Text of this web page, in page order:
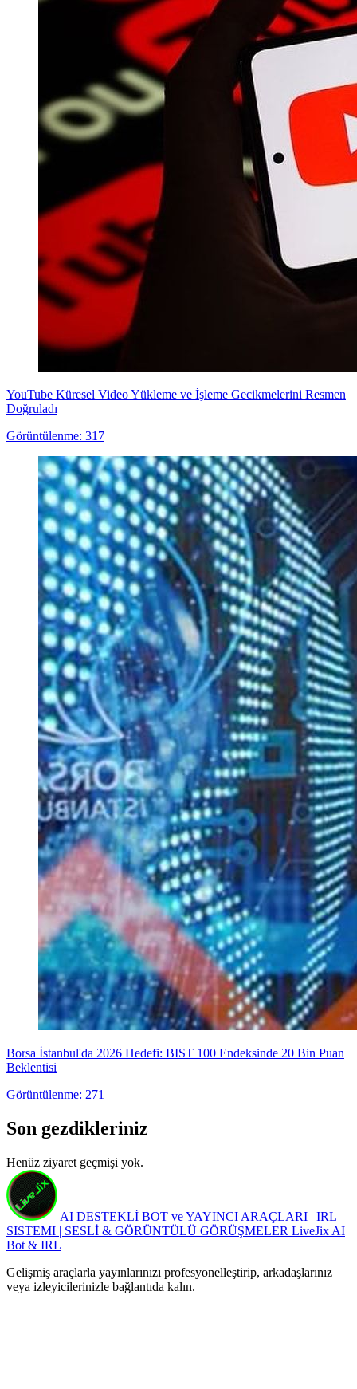
YouTube Küresel Video Yükleme ve İşleme Gecikmelerini Resmen
Doğruladı
Görüntülenme: 317
Borsa İstanbul'da 2026 Hedefi: BIST 100 Endeksinde 20 Bin Puan
Beklentisi
Görüntülenme: 271
Son gezdikleriniz
Henüz ziyaret geçmişi yok.
AI DESTEKLİ BOT ve YAYINCI ARAÇLARI | IRL
SISTEMI | SESLİ & GÖRÜNTÜLÜ GÖRÜŞMELER LiveJix AI
Bot & IRL
Gelişmiş araçlarla yayınlarınızı profesyonelleştirip, arkadaşlarınız
veya izleyicilerinizle bağlantıda kalın.